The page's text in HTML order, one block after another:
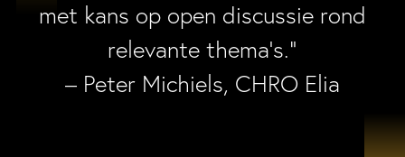
met kans op open discussie rond
relevante thema’s.”
– Peter Michiels, CHRO Elia